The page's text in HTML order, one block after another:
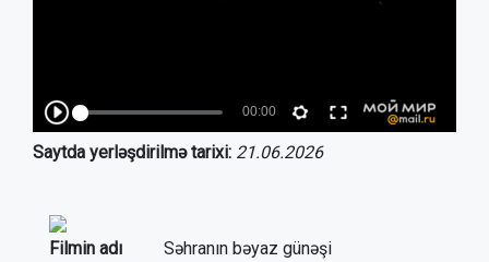
Saytda yerləşdirilmə tarixi: 21.06.2026
Filmin adı
Səhranın bəyaz günəşi